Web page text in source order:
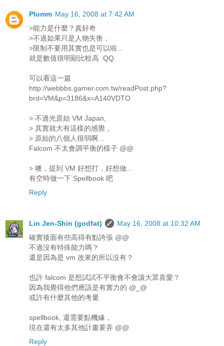
Plumm May 16, 2008 at 7:42 AM
>能力是什麼？真好奇
>不過如果只是人物失衡，
>限制不要用其實也是可以啦...
就是數值很明顯比較高 :QQ
可以看這一篇
http://webbbs.gamer.com.tw/readPost.php?
brd=VM&p=3186&x=A140VDTO
> 不過光原始 VM Japan,
> 其實就大有這樣的感覺，
> 原始的八個人很弱啊...
Falcom 不太會調平衡的樣子 @@
> 噢，提到 VM 好想打，好想做...
有空時做一下 Spellbook 吧
Reply
Lin Jen-Shin (godfat)
May 16, 2008 at 10:32 AM
確實後面有些高得有點誇張 @@
不過沒有特殊能力嗎？
還是因為是 vm 改來的所以沒有？
也許 falcom 是想試試不平衡會不會讓大眾喜愛？
因為我覺得他們應該是有實力的 @_@
或許有什麼其他的考量
spellbook, 還需要點機緣，
現在還有太多其他計畫要弄 @@
Reply